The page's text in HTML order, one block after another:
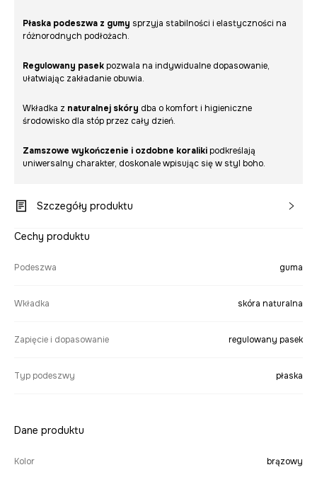
Płaska podeszwa z gumy sprzyja stabilności i elastyczności na
różnorodnych podłożach.
Regulowany pasek pozwala na indywidualne dopasowanie,
ułatwiając zakładanie obuwia.
Wkładka z naturalnej skóry dba o komfort i higieniczne
środowisko dla stóp przez cały dzień.
Zamszowe wykończenie i ozdobne koraliki podkreślają
uniwersalny charakter, doskonale wpisując się w styl boho.
Szczegóły produktu
Cechy produktu
Podeszwa guma
Wkładka skóra naturalna
Zapięcie i dopasowanie regulowany pasek
Typ podeszwy płaska
Dane produktu
Kolor brązowy